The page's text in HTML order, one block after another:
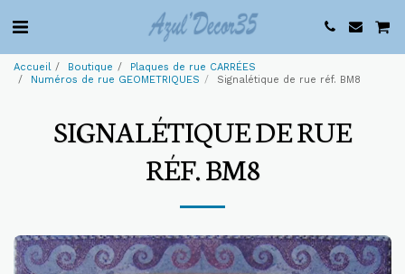
Accueil Boutique
Plaques de rue CARRÉES
Numéros de rue GEOMETRIQUES
Signalétique de rue réf. BM8
SIGNALÉTIQUE DE RUE
RÉF. BM8